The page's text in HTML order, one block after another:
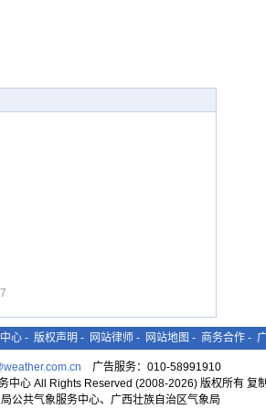
心 - 版权声明 - 网站律师 - 网站地图 - 商务合作 -
广告服务：010-58991910
中心 All Rights Reserved (2008-2026) 版权所有 复
公共气象服务中心、广西壮族自治区气象局